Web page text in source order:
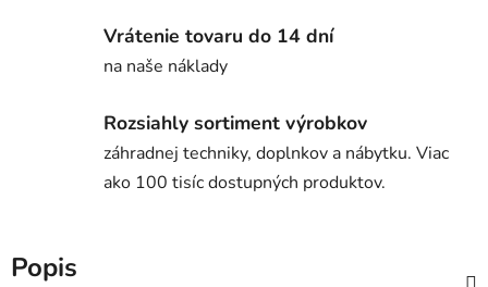
Vrátenie tovaru do 14 dní
na naše náklady
Rozsiahly sortiment výrobkov
záhradnej techniky, doplnkov a nábytku. Viac
ako 100 tisíc dostupných produktov.
Popis